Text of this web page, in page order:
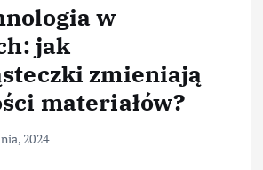
w
jak
zmieniają
materiałów?
2024